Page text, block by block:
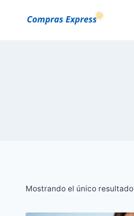
Mostrando el único resultado